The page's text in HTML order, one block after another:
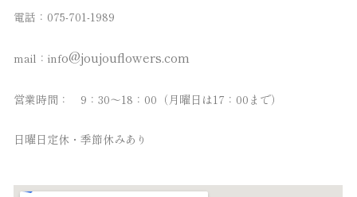
電話：075-701-1989
mail：info@joujouflowers.com
営業時間： 9：30～18：00 （月曜日は17：00まで）
日曜日定休・季節休みあり